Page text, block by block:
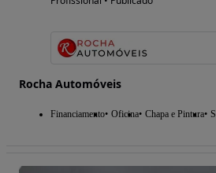
Rocha Automóveis
Financiamento Oficina Chapa e Pintura